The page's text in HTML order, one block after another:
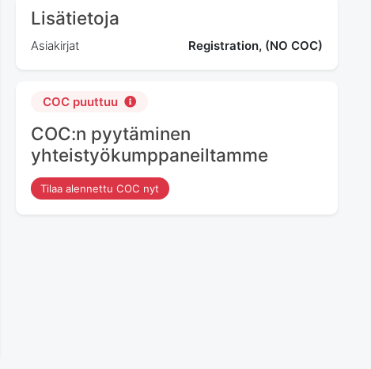
Lisätietoja
Asiakirjat Registration, (NO COC)
COC puuttuu
COC:n pyytäminen
yhteistyökumppaneiltamme
Tilaa alennettu COC nyt